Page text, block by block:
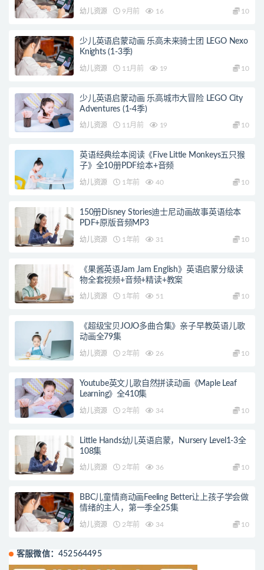
幼儿资源 9月前 16 10
少儿英语启蒙动画 乐高未来骑士团 LEGO Nexo
Knights (1-3季)
幼儿资源 11月前 19 10
少儿英语启蒙动画 乐高城市大冒险 LEGO City
Adventures (1-4季)
幼儿资源 11月前 19 10
英语经典绘本阅读《Five Little Monkeys五只猴
子》全10册PDF绘本+音频
幼儿资源 1年前 40 10
150册Disney Stories迪士尼动画故事英语绘本
PDF+原版音频MP3
幼儿资源 1年前 31 10
《果酱英语Jam Jam English》英语启蒙分级读
物全套视频+音频+精读+教案
幼儿资源 1年前 51 10
《超级宝贝JOJO多曲合集》亲子早教英语儿歌
动画全79集
幼儿资源 2年前 26 10
Youtube英文儿歌自然拼读动画《Maple Leaf
Learning》全410集
幼儿资源 2年前 34 10
Little Hands幼儿英语启蒙，Nursery Level1-3全
108集
幼儿资源 2年前 36 10
BBC儿童情商动画Feeling Better让上孩子学会做
情绪的主人，第一季全25集
幼儿资源 2年前 34 10
客服微信：452564495